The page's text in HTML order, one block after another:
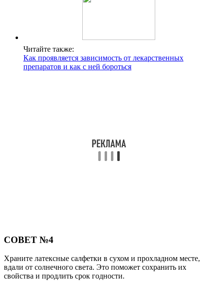
Читайте также:
Как проявляется зависимость от лекарственных
препаратов и как с ней бороться
СОВЕТ №4
Храните латексные салфетки в сухом и прохладном месте,
вдали от солнечного света. Это поможет сохранить их
свойства и продлить срок годности.